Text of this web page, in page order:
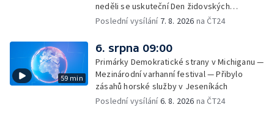
neděli se uskuteční Den židovských
památek — Vila Tugendhat slaví 25 let na
atletice 2026 — Výzkum: epidemie digitálních
závislostí je mýtus — Demolice vyhořelé
výškové budovy ve Zlíně
Poslední vysílání 7. 8. 2026 na ČT24
59 min
6. srpna 09:00
Primárky Demokratické strany v Michiganu —
Mezinárodní varhanní festival — Přibylo
zásahů horské služby v Jeseníkách
Poslední vysílání6. 8. 2026 na ČT24